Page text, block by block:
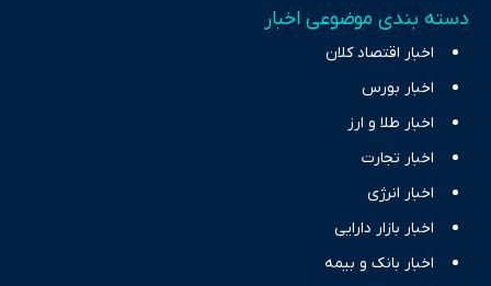
دسته بندی موضوعی اخبار
اخبار اقتصاد کلان
اخبار بورس
اخبار طلا و ارز
اخبار تجارت
اخبار انرژی
اخبار بازار دارایی
اخبار بانک و بیمه